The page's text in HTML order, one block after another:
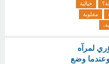
خيالية
مقلوبة
لمرآه
8 سم وعندما وضع